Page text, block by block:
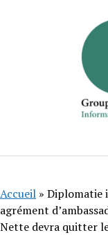
Accueil » Diplomatie
agrément
Nette devra quitter